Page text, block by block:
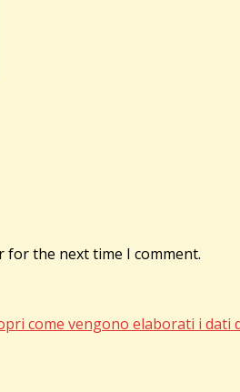
for the next time I comment.
come vengono elaborati i dati